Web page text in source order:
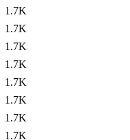
1.7K
1.7K
1.7K
1.7K
1.7K
1.7K
1.7K
1.7K